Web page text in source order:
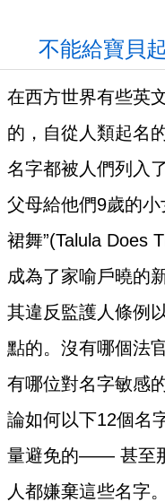
不能給寶貝
在西方世界有些英
的，自從人類起名
名字都被人們列入
父母給他們9歲的
裙舞”(Talula Does
成為了家喻戶曉的
其違反監護人條例
點的。沒有哪個法
有哪位對名字敏感
論如何以下12個名
量避免的—— 甚至
人都嫌棄這些名字。